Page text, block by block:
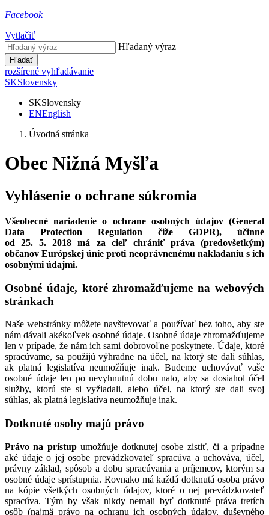
Facebook
Vytlačiť
Hľadaný výraz
Hľadať
rozšírené vyhľadávanie
SKSlovensky
SKSlovensky
ENEnglish
Úvodná stránka
Obec Nižná Myšľa
Vyhlásenie o ochrane súkromia
Všeobecné nariadenie o ochrane osobných údajov (General
Data Protection Regulation čiže GDPR), účinné
od 25. 5. 2018 má za cieľ chrániť práva (predovšetkým)
občanov Európskej únie proti neoprávnenému nakladaniu s ich
osobnými údajmi.
Osobné údaje, ktoré zhromažďujeme na webových
stránkach
Naše webstránky môžete navštevovať a používať bez toho, aby ste
nám dávali akékoľvek osobné údaje. Osobné údaje zhromažďujeme
len v prípade, že nám ich sami dobrovoľne poskytnete. Údaje, ktoré
spracúvame, sa použijú výhradne na účel, na ktorý ste dali súhlas,
ak platná legislatíva neumožňuje inak. Budeme uchovávať vaše
osobné údaje len po nevyhnutnú dobu nato, aby sa dosiahol účel
služby, ktorú ste si vyžiadali, alebo účel, na ktorý ste dali svoj
súhlas, ak platná legislatíva neumožňuje inak.
Dotknuté osoby majú právo
Právo na prístupumožňuje dotknutej osobe zistiť, či a prípadne
aké údaje o jej osobe prevádzkovateľ spracúva a uchováva, účel,
právny základ, spôsob a dobu spracúvania a príjemcov, ktorým sa
osobné údaje sprístupnia. Rovnako má každá dotknutá osoba právo
na kópie všetkých osobných údajov, ktoré o nej prevádzkovateľ
spracúva. Tým by však nikdy nemali byť dotknuté práva tretích
osôb (najmä právo na ochranu ich osobných údajov, duševného